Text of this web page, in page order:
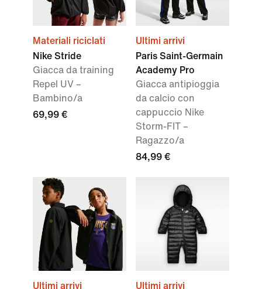
Materiali riciclati
Nike Stride
Giacca da training
Repel UV –
Bambino/a
69,99 €
Ultimi arrivi
Paris Saint-Germain
Academy Pro
Giacca antipioggia
da calcio con
cappuccio Nike
Storm-FIT –
Ragazzo/a
84,99 €
Ultimi arrivi Ultimi arrivi